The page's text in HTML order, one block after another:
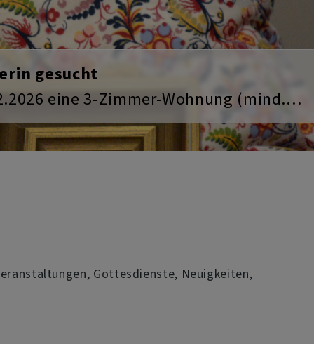
Trete ein, nimm Platz, komm
Gottesdienste, Neuigkeiten,